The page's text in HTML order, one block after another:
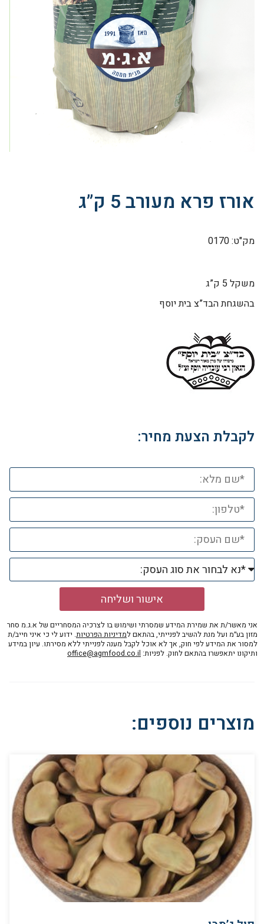
אורז פרא מעורב 5 ק”ג
מק"ט: 0170
משקל 5 ק”ג
בהשגחת הבד”צ בית יוסף
לקבלת הצעת מחיר:
אישור ושליחה
אני מאשר/ת את שמירת המידע שמסרתי ושימוש בו לצרכיה המסחריים של א.ג.מ סחר
מזון בע״מ ועל מנת להשיב לפנייתי, בהתאם למדיניות הפרטיות. ידוע לי כי איני חייב/ת
למסור את המידע לפי חוק, אך לא אוכל לקבל מענה לפנייתי ללא מסירתו. עיון במידע
ותיקונו יתאפשרו בהתאם לחוק. לפניות: office@agmfood.co.il
מוצרים נוספים: